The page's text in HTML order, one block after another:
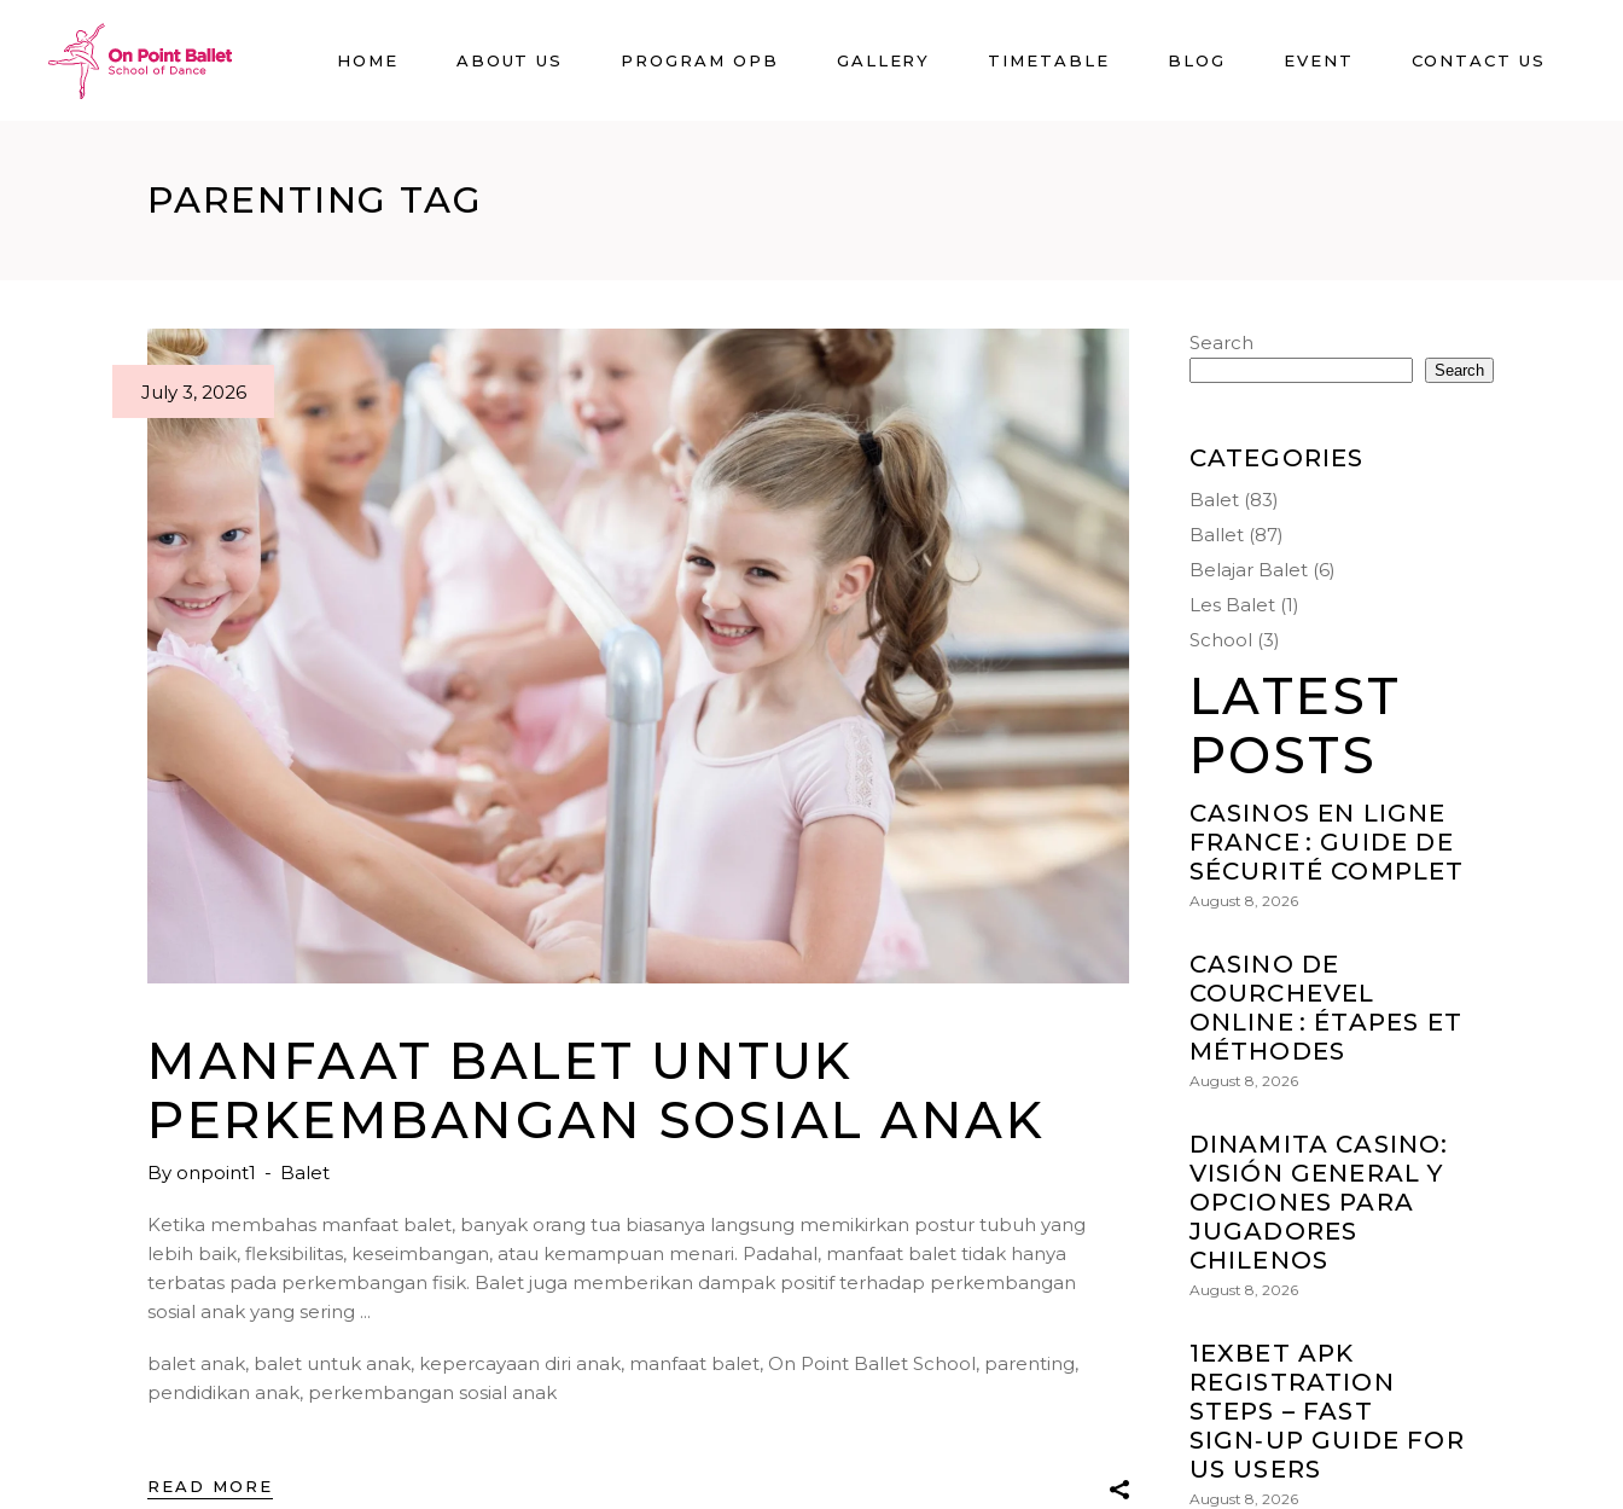
HOME ABOUT US PROGRAM OPB GALLERY TIMETABLE BLOG EVENT CONTACT US
PARENTING TAG
July 3, 2026
MANFAAT BALET UNTUK
PERKEMBANGAN SOSIAL ANAK
By onpoint1 Balet
Ketika membahas manfaat balet, banyak orang tua biasanya langsung memikirkan postur tubuh yang
lebih baik, fleksibilitas, keseimbangan, atau kemampuan menari. Padahal, manfaat balet tidak hanya
terbatas pada perkembangan fisik. Balet juga memberikan dampak positif terhadap perkembangan
sosial anak yang sering
balet anak, balet untuk anak, kepercayaan diri anak, manfaat balet, On Point Ballet School, parenting,
pendidikan anak, perkembangan sosial anak
READ MORE
Search
Search
CATEGORIES
Balet(83)
Ballet(87)
Belajar Balet(6)
Les Balet(1)
School (3)
LATEST
POSTS
CASINOS EN LIGNE
FRANCE : GUIDE DE
SÉCURITÉ COMPLET
August 8, 2026
CASINO DE
COURCHEVEL
ONLINE : ÉTAPES ET
MÉTHODES
August 8, 2026
DINAMITA CASINO:
VISIÓN GENERAL Y
OPCIONES PARA
JUGADORES
CHILENOS
August 8, 2026
1EXBET APK
REGISTRATION
STEPS – FAST
SIGN‑UP GUIDE FOR
US USERS
August 8, 2026